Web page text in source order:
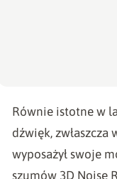
Równie istotne w
dźwięk, zwłaszcza
wyposażył swoje
szumów 3D Noise